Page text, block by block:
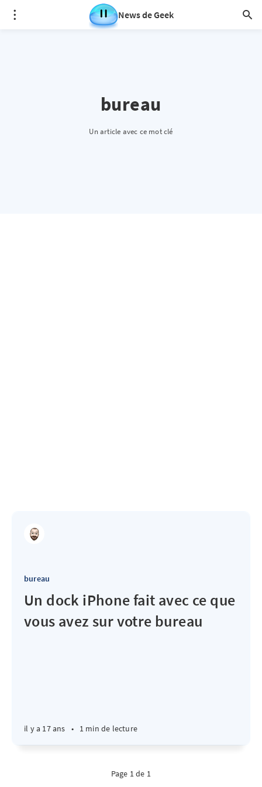
News de Geek
bureau
Un article avec ce mot clé
bureau
Un dock iPhone fait avec ce que
vous avez sur votre bureau
il y a 17 ans • 1 min de lecture
Page 1 de 1